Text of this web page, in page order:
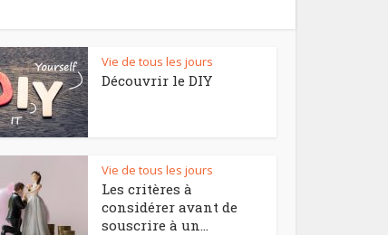
Vie de tous les jours
Découvrir le DIY
Vie de tous les jours
Les critères à
considérer avant de
souscrire à un...